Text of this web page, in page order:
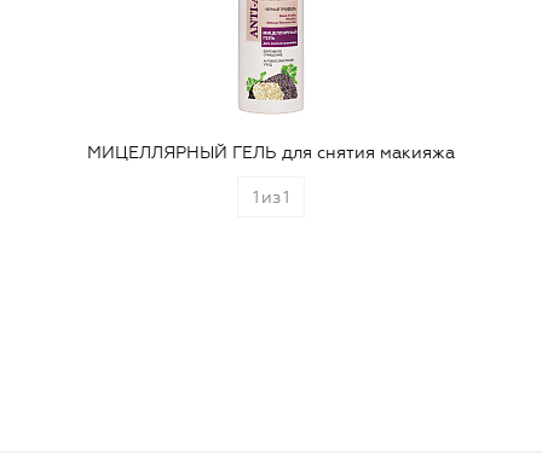
МИЦЕЛЛЯРНЫЙ ГЕЛЬ для снятия макияжа
1 из1